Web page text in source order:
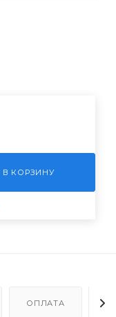
В КОРЗИНУ
ОПЛАТА